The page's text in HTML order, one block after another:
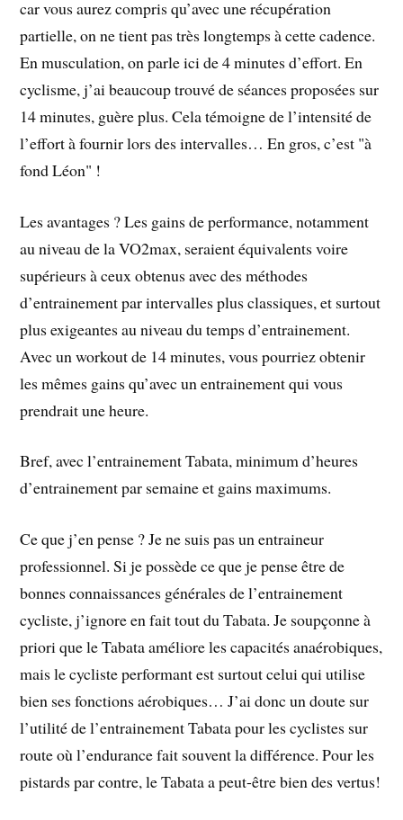
car vous aurez compris qu’avec une récupération
partielle, on ne tient pas très longtemps à cette cadence.
En musculation, on parle ici de 4 minutes d’effort. En
cyclisme, j’ai beaucoup trouvé de séances proposées sur
14 minutes, guère plus. Cela témoigne de l’intensité de
l’effort à fournir lors des intervalles… En gros, c’est "à
fond Léon" !
Les avantages ? Les gains de performance, notamment
au niveau de la VO2max, seraient équivalents voire
supérieurs à ceux obtenus avec des méthodes
d’entrainement par intervalles plus classiques, et surtout
plus exigeantes au niveau du temps d’entrainement.
Avec un workout de 14 minutes, vous pourriez obtenir
les mêmes gains qu’avec un entrainement qui vous
prendrait une heure.
Bref, avec l’entrainement Tabata, minimum d’heures
d’entrainement par semaine et gains maximums.
Ce que j’en pense ? Je ne suis pas un entraineur
professionnel. Si je possède ce que je pense être de
bonnes connaissances générales de l’entrainement
cycliste, j’ignore en fait tout du Tabata. Je soupçonne à
priori que le Tabata améliore les capacités anaérobiques,
mais le cycliste performant est surtout celui qui utilise
bien ses fonctions aérobiques… J’ai donc un doute sur
l’utilité de l’entrainement Tabata pour les cyclistes sur
route où l’endurance fait souvent la différence. Pour les
pistards par contre, le Tabata a peut-être bien des vertus!